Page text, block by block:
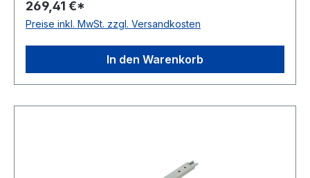
269,41 €*
Preise inkl. MwSt. zzgl. Versandkosten
In den Warenkorb